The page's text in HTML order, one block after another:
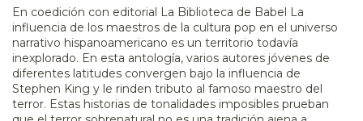
En coedición con editorial La Biblioteca de Babel La
influencia de los maestros de la cultura pop en el universo
narrativo hispanoamericano es un territorio todavía
inexplorado. En esta antología, varios autores jóvenes de
diferentes latitudes convergen bajo la influencia de
Stephen King y le rinden tributo al famoso maestro del
terror. Estas historias de tonalidades imposibles prueban